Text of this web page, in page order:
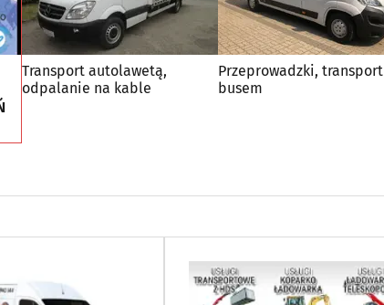
Transport autolawetą,
odpalanie na kable
Przeprowadzki, transport
busem